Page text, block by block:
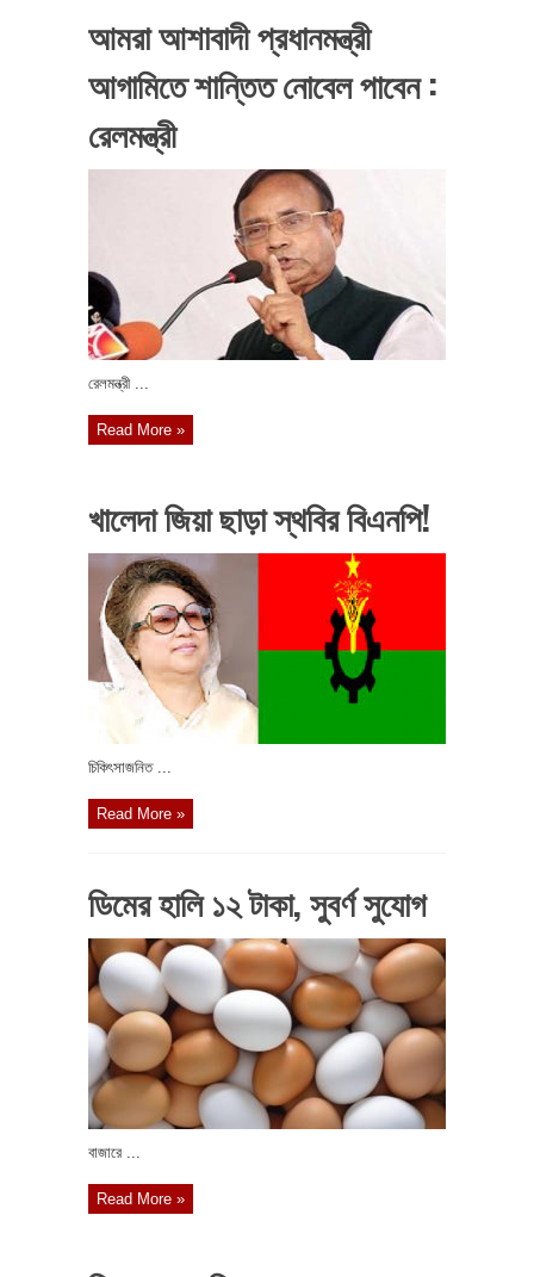
আমরা আশাবাদী প্রধানমন্ত্রী
আগামিতে শান্তিত নোবেল পাবেন :
রেলমন্ত্রী
রেলমন্ত্রী ...
Read More »
খালেদা জিয়া ছাড়া স্থবির বিএনপি!
চিকিৎসাজনিত ...
Read More »
ডিমের হালি ১২ টাকা, সুবর্ণ সুযোগ
বাজারে ...
Read More »